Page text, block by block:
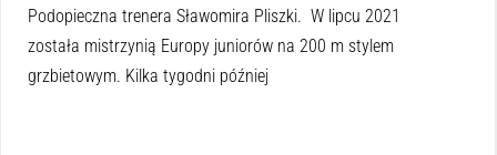
Podopieczna trenera Sławomira Pliszki. W lipcu 2021
została mistrzynią Europy juniorów na 200 m stylem
grzbietowym. Kilka tygodni później